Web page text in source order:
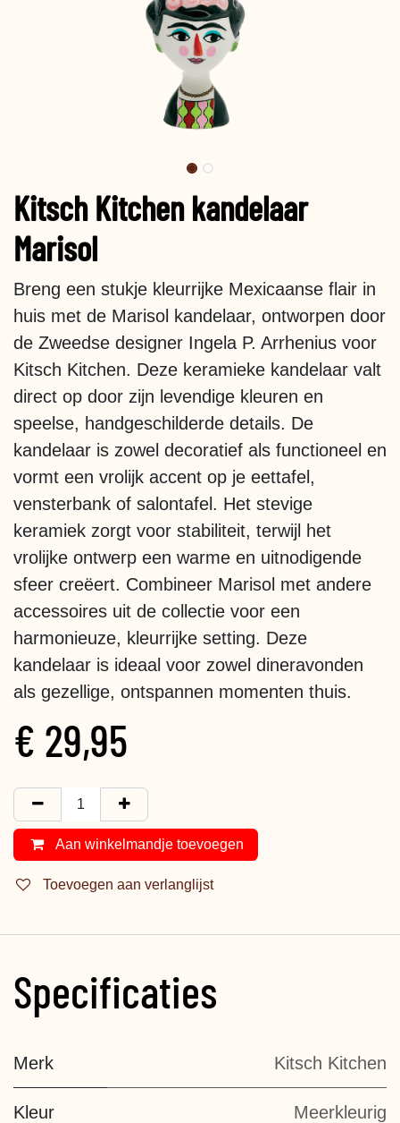
Kitsch Kitchen kandelaar
Marisol
Breng een stukje kleurrijke Mexicaanse flair in
huis met de Marisol kandelaar, ontworpen door
de Zweedse designer Ingela P. Arrhenius voor
Kitsch Kitchen. Deze keramieke kandelaar valt
direct op door zijn levendige kleuren en
speelse, handgeschilderde details. De
kandelaar is zowel decoratief als functioneel en
vormt een vrolijk accent op je eettafel,
vensterbank of salontafel. Het stevige
keramiek zorgt voor stabiliteit, terwijl het
vrolijke ontwerp een warme en uitnodigende
sfeer creëert. Combineer Marisol met andere
accessoires uit de collectie voor een
harmonieuze, kleurrijke setting. Deze
kandelaar is ideaal voor zowel dineravonden
als gezellige, ontspannen momenten thuis.
€ 29,95
Aan winkelmandje toevoegen
Toevoegen aan verlanglijst
Specificaties
Merk Kitsch Kitchen
Kleur Meerkleurig